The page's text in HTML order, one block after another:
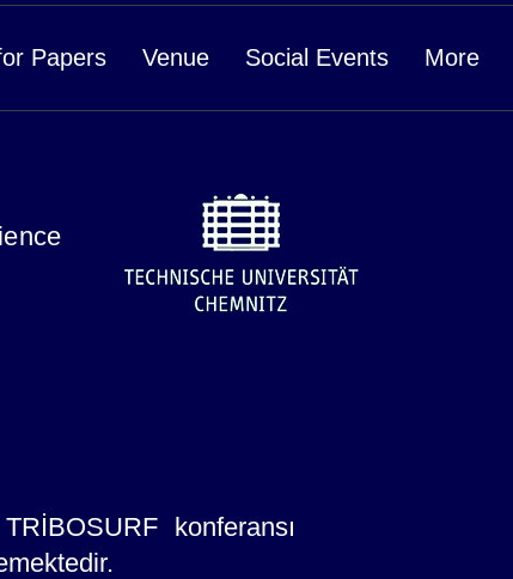
Papers Venue Social Events More
konferansı